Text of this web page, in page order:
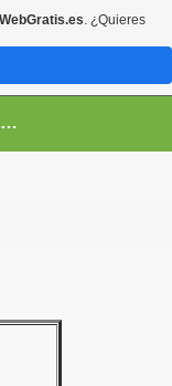
amigosmalaguistas-temporadas
. ¿Quieres